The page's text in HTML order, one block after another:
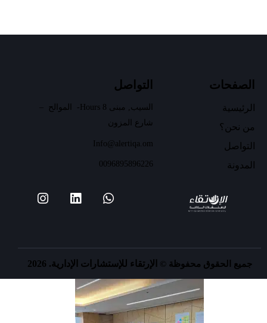
الصفحات
الرئيسية
من نحن؟
التواصل
المدونة
التواصل
السيب, مبنى 8 Hours- الموالح –
شارع المزون
Info@alertiqa.om
00968 95896226
جميع الحقوق محفوظة © الإرتقاء للإستشارات الإدارية. 2026